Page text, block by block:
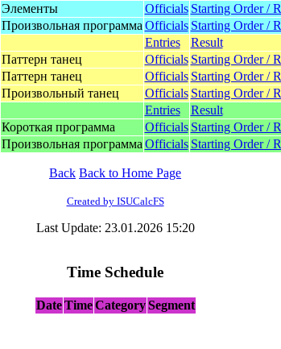
Элементы
Officials Starting Order /
Произвольная программа Officials Starting Order /
Entries
Result
Паттерн танец
Officials Starting Order /
Паттерн танец
Officials Starting Order /
Произвольный танец
Officials Starting Order /
Entries
Result
Короткая программа
Officials Starting Order /
Произвольная программа Officials Starting Order /
Back Back to Home Page
Created by ISUCalcFS
Last Update: 23.01.2026 15:20
Time Schedule
Date Time Category Segment